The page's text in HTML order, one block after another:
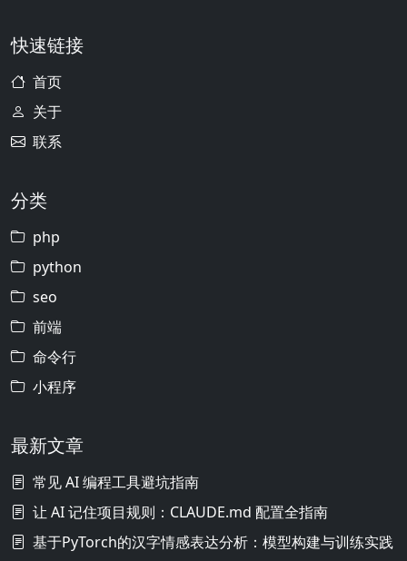
快速链接
首页
关于
联系
分类
php
python
seo
前端
命令行
小程序
最新文章
常见 AI 编程工具避坑指南
让 AI 记住项目规则：CLAUDE.md 配置全指南
基于PyTorch的汉字情感表达分析：模型构建与训练实践